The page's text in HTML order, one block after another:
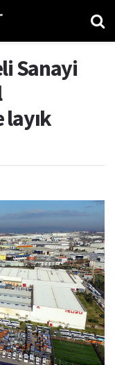
Sanayi
layık